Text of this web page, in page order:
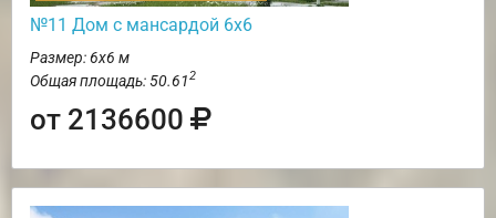
№11 Дом с мансардой 6х6
Размер: 6х6 м
Общая площадь: 50.612
от 2136600